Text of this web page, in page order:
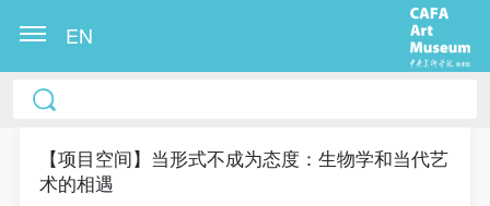
EN
【项目空间】当形式不成为态度：生物学和当代艺
术的相遇
中央美术学院美术馆出版授权协议书
称“CAFAM”），愿意将本人参与中央美术学院美术馆
公共教育部组织的公益性活动（包括美术馆会员活
中央美术学院美术馆出版授权协议书
称“CAFAM”），愿意将本人参与中央美术学院美术馆
公共教育部组织的公益性活动（包括美术馆会员活
中央美术学院美术馆出版授权协议书
称“CAFAM”），愿意将本人参与中央美术学院美术馆
公共教育部组织的公益性活动（包括美术馆会员活